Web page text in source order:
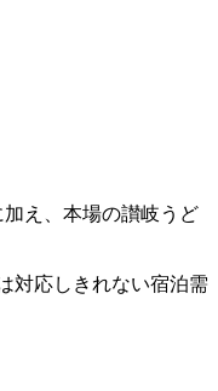
え、本場の讃岐うど
対応しきれない宿泊需